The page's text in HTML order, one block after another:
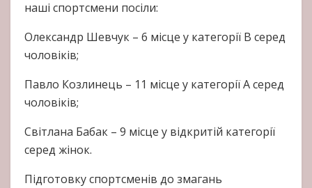
наші спортсмени посіли:
Олександр Шевчук – 6 місце у категорії В серед
чоловіків;
Павло Козлинець – 11 місце у категорії А серед
чоловіків;
Світлана Бабак – 9 місце у відкритій категорії
серед жінок.
Підготовку спортсменів до змагань